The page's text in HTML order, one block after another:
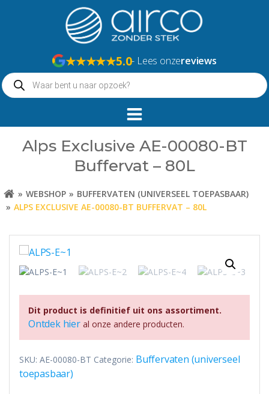
★★★★★5.0- Lees onzereviews
Producten
zoeken
Alps Exclusive AE-00080-BT
Buffervat – 80L
WEBSHOP
BUFFERVATEN (UNIVERSEEL TOEPASBAAR)
ALPS EXCLUSIVE AE-00080-BT BUFFERVAT – 80L
Dit product is definitief uit ons assortiment.
Ontdek hieral onze andere producten.
SKU: AE-00080-BT Categorie: Buffervaten (universeel
toepasbaar)